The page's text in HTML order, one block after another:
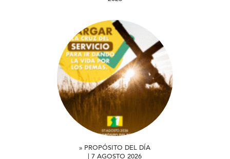
» PROPÓSITO DEL DÍA
| 7 AGOSTO 2026